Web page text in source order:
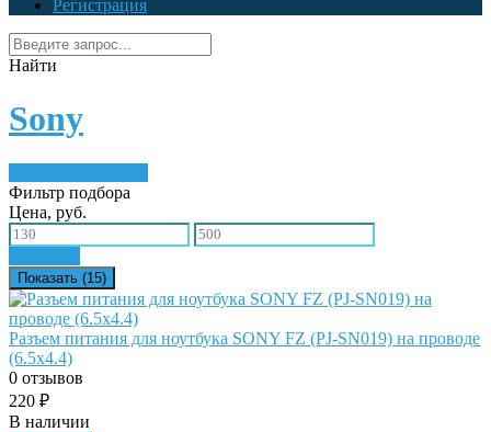
Регистрация
Найти
Sony
Фильтр подбора
Цена, руб.
Показать (15)
Разъем питания для ноутбука SONY FZ (PJ-SN019) на проводе
(6.5x4.4)
0 отзывов
220 ₽
В наличии